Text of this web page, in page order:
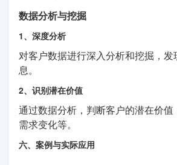
数据分析与挖掘
1、深度分析
对客户数据进行深入分析和挖掘，
息。
2、识别潜在价值
通过数据分析，判断客户的潜在价
需求变化等。
六、案例与实际应用